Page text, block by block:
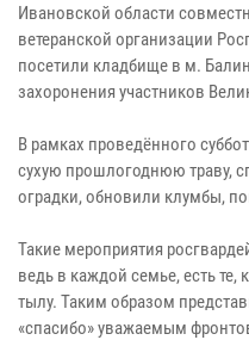
Ивановской области
ветеранской организации
посетили кладбище в м.
захоронения участников
В рамках проведённого
сухую прошлогоднюю траву,
оградки, обновили клумбы,
Такие мероприятия
ведь в каждой семье, есть те,
тылу. Таким образом
«спасибо» уважаемым